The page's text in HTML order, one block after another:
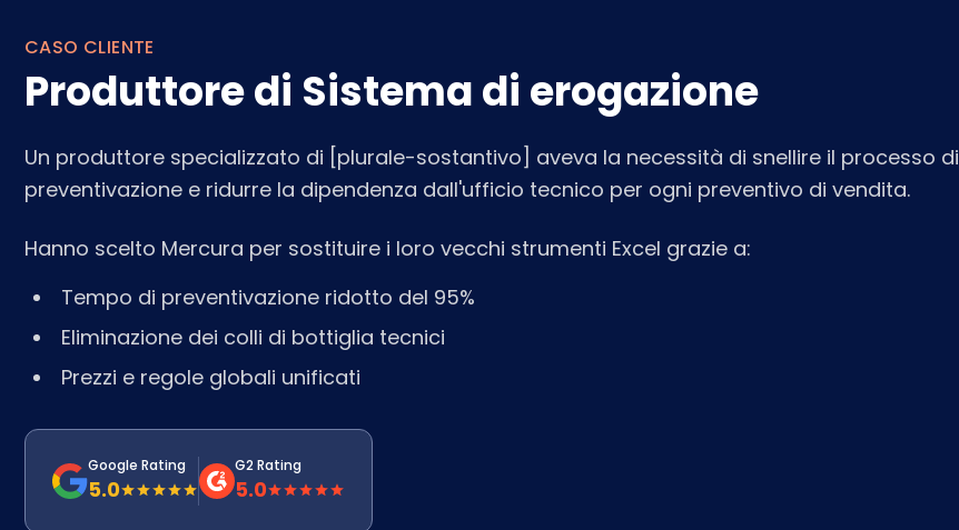
CASO CLIENTE
Produttore di Sistema di erogazione
Un produttore specializzato di [plurale-sostantivo] aveva la necessità di snellire il processo di
preventivazione e ridurre la dipendenza dall'ufficio tecnico per ogni preventivo di vendita.
Hanno scelto Mercura per sostituire i loro vecchi strumenti Excel grazie a:
Tempo di preventivazione ridotto del 95%
Eliminazione dei colli di bottiglia tecnici
Prezzi e regole globali unificati
Google Rating
5.0
G2 Rating
5.0